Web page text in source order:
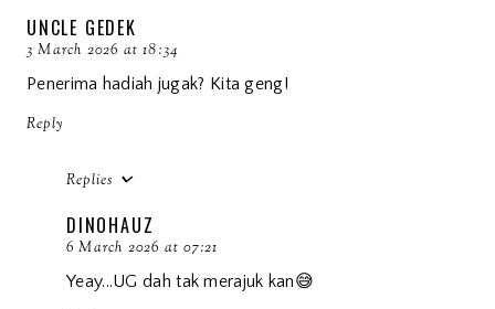
UNCLE GEDEK
3 March 2026 at 18:34
Penerima hadiah jugak? Kita geng!
Reply
Replies
DINOHAUZ
6 March 2026 at 07:21
Yeay...UG dah tak merajuk kan😅